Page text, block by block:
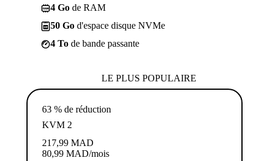
4 Go de RAM
50 Go d'espace disque NVMe
4 To de bande passante
LE PLUS POPULAIRE
63 % de réduction
KVM 2
217,99 MAD
80,99 MAD/mois